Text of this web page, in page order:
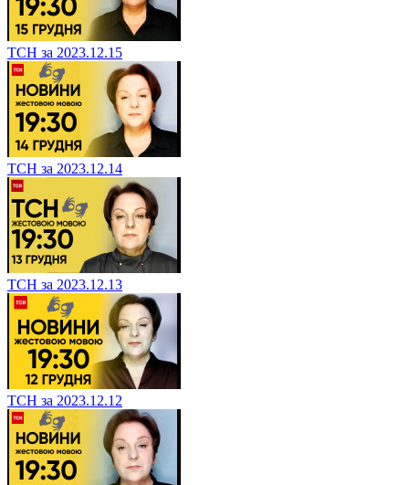
ТСН за 2023.12.15
ТСН за 2023.12.14
ТСН за 2023.12.13
ТСН за 2023.12.12